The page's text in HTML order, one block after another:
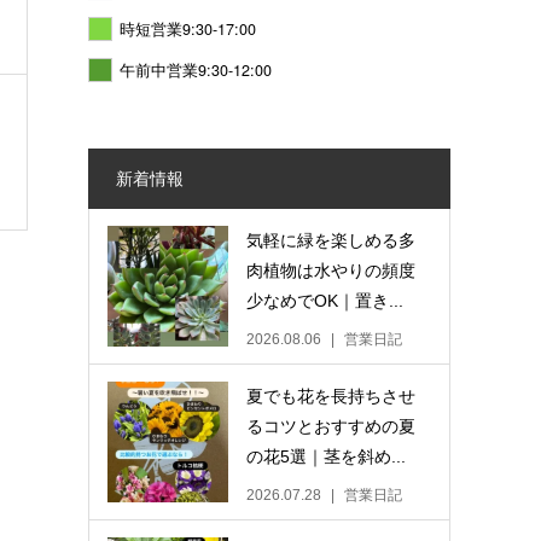
時短営業9:30-17:00
午前中営業9:30-12:00
新着情報
気軽に緑を楽しめる多
肉植物は水やりの頻度
少なめでOK｜置き...
2026.08.06 営業日記
夏でも花を長持ちさせ
るコツとおすすめの夏
の花5選｜茎を斜め...
2026.07.28 営業日記